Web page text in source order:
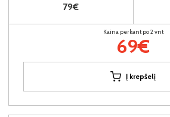
79€
Kaina perkant po 2 vnt
69€
Į krepšelį